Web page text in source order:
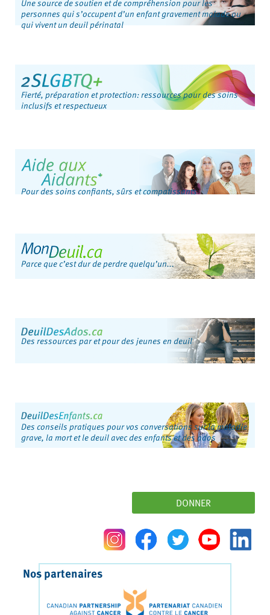
personnes qui s’occupent d’un enfant gravement malade ou
qui vivent un deuil périnatal
Fierté, préparation et protection: ressources pour des soins
inclusifs et respectueux
Pour des soins confiants, sûrs et compatissants
Parce que c’est dur de perdre quelqu’un...
Des ressources par et pour des jeunes en deuil
Des conseils pratiques pour vos conversations sur la maladie
grave, la mort et le deuil avec des enfants et des ados
DONNER
Nos partenaires